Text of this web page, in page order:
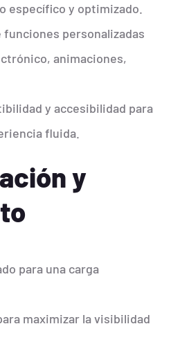
específico y optimizado.
personalizadas
animaciones,
y accesibilidad para
fluida.
y
para una carga
maximizar la visibilidad